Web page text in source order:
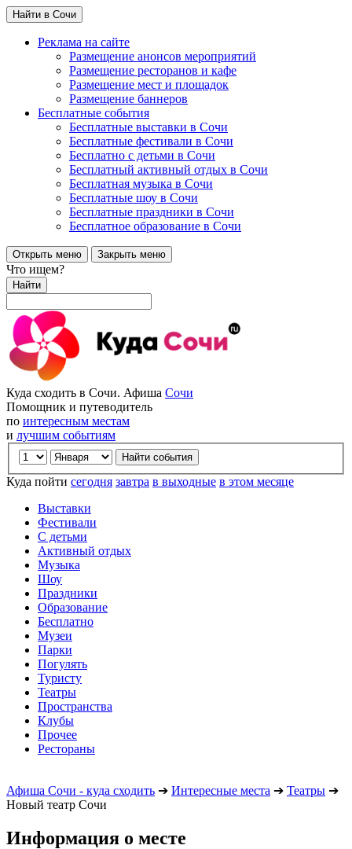
Найти в Сочи
Реклама на сайте
Размещение анонсов мероприятий
Размещение ресторанов и кафе
Размещение мест и площадок
Размещение баннеров
Бесплатные события
Бесплатные выставки в Сочи
Бесплатные фестивали в Сочи
Бесплатно с детьми в Сочи
Бесплатный активный отдых в Сочи
Бесплатная музыка в Сочи
Бесплатные шоу в Сочи
Бесплатные праздники в Сочи
Бесплатное образование в Сочи
Открыть меню Закрыть меню
Что ищем?
Найти
Куда сходить в Сочи. Афиша Сочи
Помощник и путеводитель
по интересным местам
и лучшим событиям
Куда пойти сегодня завтра в выходные в этом месяце
Выставки
Фестивали
С детьми
Активный отдых
Музыка
Шоу
Праздники
Образование
Бесплатно
Музеи
Парки
Погулять
Туристу
Театры
Пространства
Клубы
Прочее
Рестораны
Афиша Сочи - куда сходить ➔ Интересные места ➔ Театры ➔
Новый театр Сочи
Информация о месте